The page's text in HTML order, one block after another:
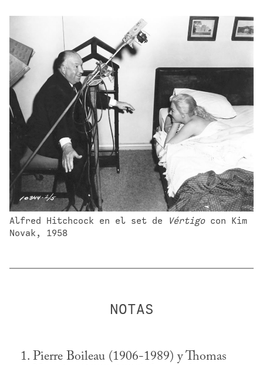
Alfred Hitchcock en el set de Vértigo con Kim
Novak, 1958
Pierre Boileau (1906-1989) y Thomas